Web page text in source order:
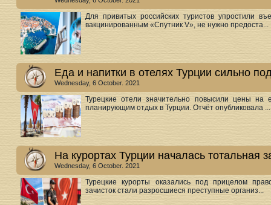
Для привитых российских туристов упростили
вакцинированным «Спутник V», не нужно предоста...
Еда и напитки в отелях Турции сильно
Wednesday, 6 October. 2021
Турецкие отели значительно повысили цены на
планирующим отдых в Турции. Отчёт опубликовала ...
На курортах Турции началась тотальная
Wednesday, 6 October. 2021
Турецкие курорты оказались под прицелом
зачисток стали разросшиеся преступные организ...